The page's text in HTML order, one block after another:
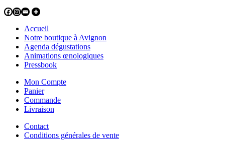
Accueil
Notre boutique à Avignon
Agenda dégustations
Animations œnologiques
Pressbook
Mon Compte
Panier
Commande
Livraison
Contact
Conditions générales de vente